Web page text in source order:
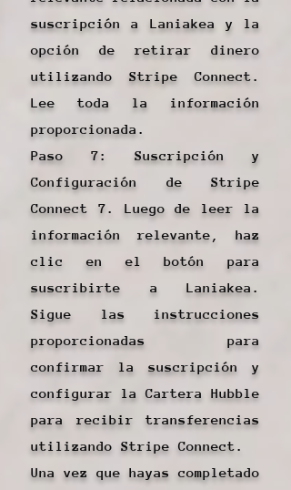
suscripción a Laniakea y la
opción de retirar dinero
utilizando Stripe Connect.
Lee toda la información
proporcionada.
Paso 7: Suscripción y
Configuración de Stripe
Connect 7. Luego de leer la
información relevante, haz
clic en el botón para
suscribirte a Laniakea.
Sigue las instrucciones
proporcionadas para
confirmar la suscripción y
configurar la Cartera Hubble
para recibir transferencias
utilizando Stripe Connect.
Una vez que hayas completado